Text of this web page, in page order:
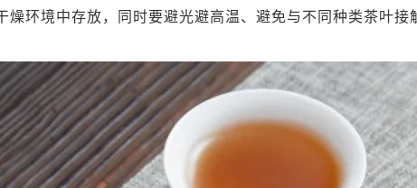
燥环境中存放，同时要避光避高温、避免与不同种类茶叶接